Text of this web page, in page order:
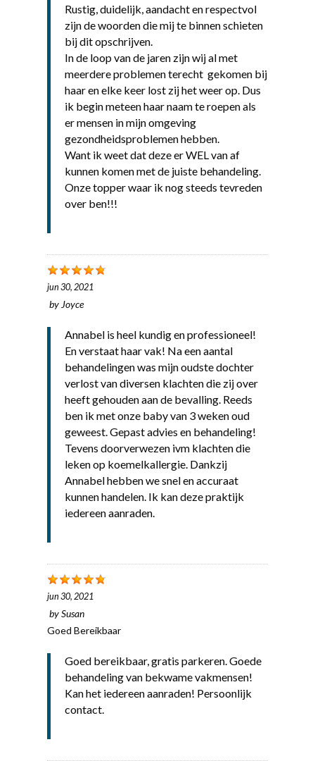
Rustig, duidelijk, aandacht en respectvol
zijn de woorden die mij te binnen schieten
bij dit opschrijven.
In de loop van de jaren zijn wij al met
meerdere problemen terecht gekomen bij
haar en elke keer lost zij het weer op. Dus
ik begin meteen haar naam te roepen als
er mensen in mijn omgeving
gezondheidsproblemen hebben.
Want ik weet dat deze er WEL van af
kunnen komen met de juiste behandeling.
Onze topper waar ik nog steeds tevreden
over ben!!!
jun 30, 2021
by Joyce
Annabel is heel kundig en professioneel!
En verstaat haar vak! Na een aantal
behandelingen was mijn oudste dochter
verlost van diversen klachten die zij over
heeft gehouden aan de bevalling. Reeds
ben ik met onze baby van 3 weken oud
geweest. Gepast advies en behandeling!
Tevens doorverwezen ivm klachten die
leken op koemelkallergie. Dankzij
Annabel hebben we snel en accuraat
kunnen handelen. Ik kan deze praktijk
iedereen aanraden.
jun 30, 2021
bySusan
Goed Bereikbaar
Goed bereikbaar, gratis parkeren. Goede
behandeling van bekwame vakmensen!
Kan het iedereen aanraden! Persoonlijk
contact.